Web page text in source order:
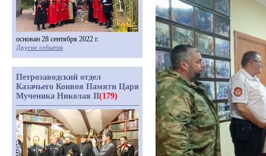
основан 28 сентября 2022 г.
Другие события
Петрозаводский отдел
Казачьего Конвоя Памяти Царя
Мученика Николая II(179)